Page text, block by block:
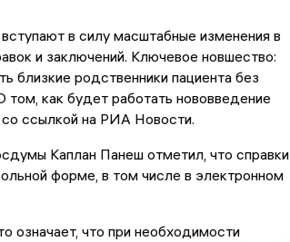
в силу масштабные изменения в
и заключений. Ключевое новшество:
близкие родственники пациента без
том, как будет работать нововведение
со ссылкой на РИА Новости.
Каплан Панеш отметил, что справки
форме, в том числе в электронном
означает, что при необходимости